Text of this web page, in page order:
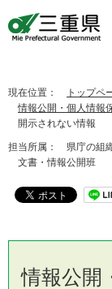
現在位置： トップペ
情報公開・個人情報
開示されない情報
担当所属： 県庁の組
文書・情報公開班
情報公開